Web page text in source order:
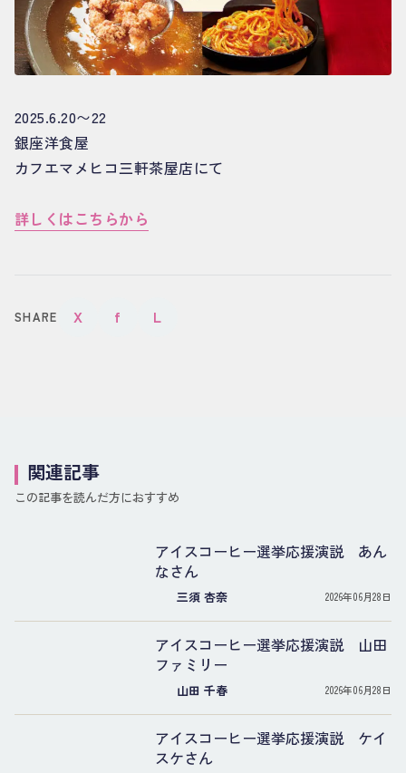
2025.6.20〜22
銀座洋食屋
カフエマメヒコ三軒茶屋店にて
詳しくはこちらから
SHARE X f L
関連記事
この記事を読んだ方におすすめ
アイスコーヒー選挙応援演説 あん
なさん
三須 杏奈 2026年06月28日
アイスコーヒー選挙応援演説 山田
ファミリー
山田 千春 2026年06月28日
アイスコーヒー選挙応援演説 ケイ
スケさん